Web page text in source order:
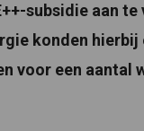
subsidie aan
konden
voor een aantal